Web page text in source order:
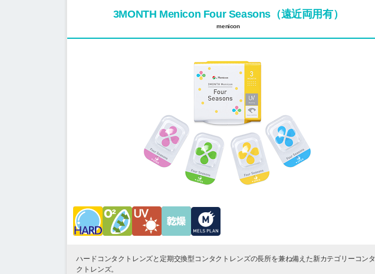
3MONTH Menicon Four Seasons（遠近両用有）
menicon
ハードコンタクトレンズと定期交換型コンタクトレンズの長所を兼ね備えた新カテゴリーコンタ
クトレンズ。